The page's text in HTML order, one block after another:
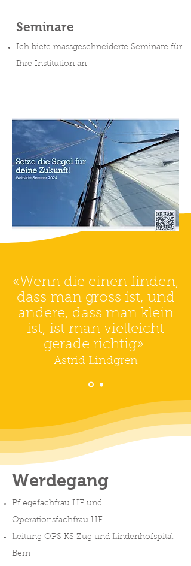
Seminare
Ich biete massgeschneiderte Seminare für
Ihre Institution an
«Wenn die einen finden,
dass man gross ist, und
andere, dass man klein
ist, ist man vielleicht
gerade richtig»
Astrid Lindgren
Werdegang
Pflegefachfrau HF und
Operationsfachfrau HF
Leitung OPS KS Zug und Lindenhofspital
Bern